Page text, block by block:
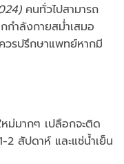
คนทั่วไปสามารถ
ำลังกายสม่ำเสมอ
รปรึกษาแพทย์หากมี
หม่มากๆ เปลือกจะติด
2 สัปดาห์ และแช่น้ำเย็น